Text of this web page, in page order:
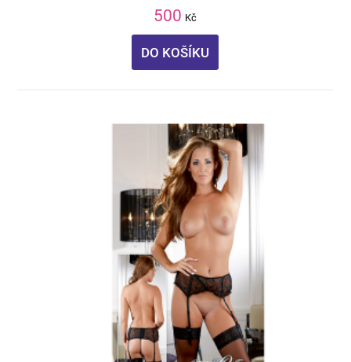
500 Kč
DO KOŠÍKU